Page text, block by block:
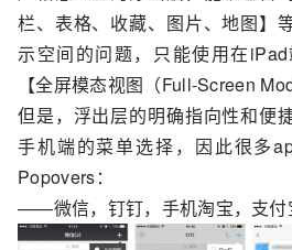
栏、表格、收藏、图片、地图】
示空间的问题，只能使用在
【全屏模态视图（Full-Screen
但是，浮出层的明确指向性和便
手机端的菜单选择，因此很多
Popovers：
——微信，钉钉，手机淘宝，支付